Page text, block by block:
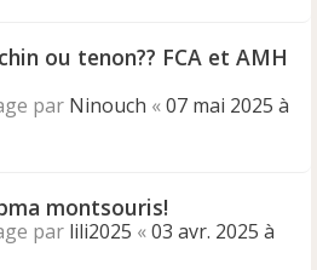
ou tenon?? FCA et AMH
par Ninouch «07 mai 2025 à
montsouris!
par lili2025 «03 avr. 2025 à